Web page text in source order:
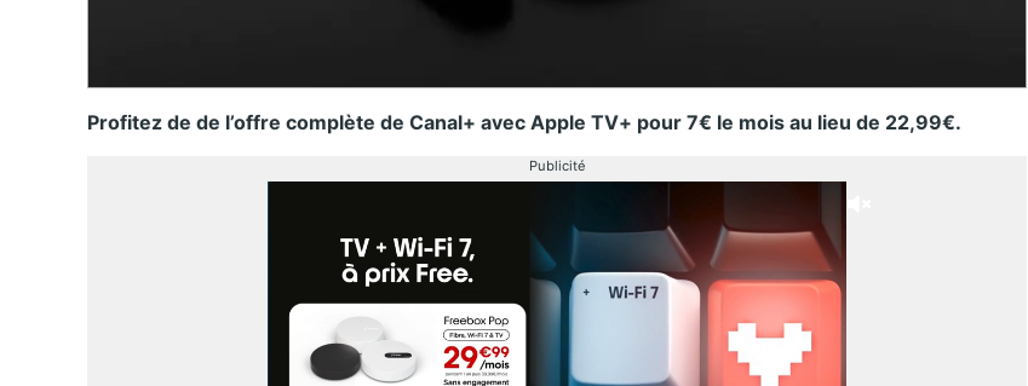
Profitez de de l’offre complète de Canal+ avec Apple TV+ pour 7€ le mois au lieu de 22,99€.
Publicité